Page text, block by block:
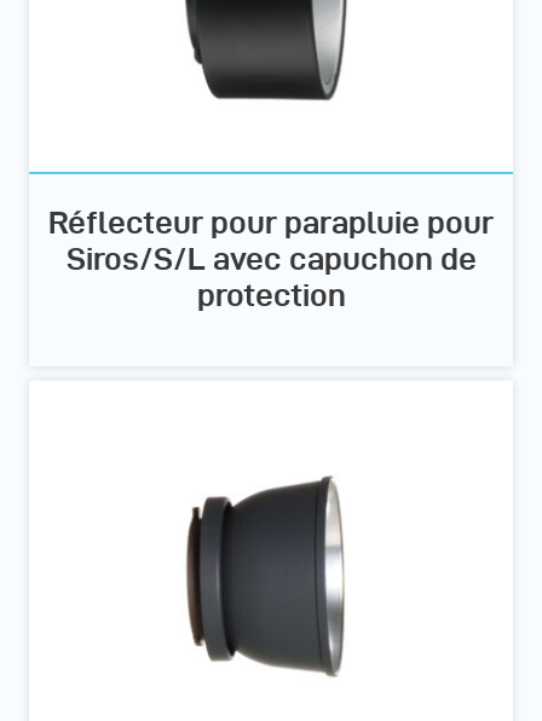
Réflecteur pour parapluie pour
Siros/S/L avec capuchon de
protection